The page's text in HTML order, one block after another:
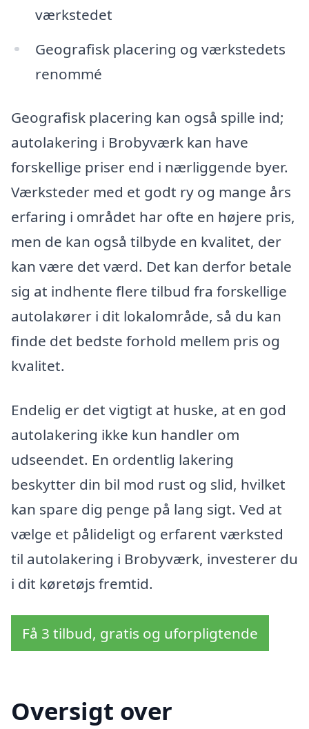
værkstedet
Geografisk placering og værkstedets
renommé
Geografisk placering kan også spille ind;
autolakering i Brobyværk kan have
forskellige priser end i nærliggende byer.
Værksteder med et godt ry og mange års
erfaring i området har ofte en højere pris,
men de kan også tilbyde en kvalitet, der
kan være det værd. Det kan derfor betale
sig at indhente flere tilbud fra forskellige
autolakører i dit lokalområde, så du kan
finde det bedste forhold mellem pris og
kvalitet.
Endelig er det vigtigt at huske, at en god
autolakering ikke kun handler om
udseendet. En ordentlig lakering
beskytter din bil mod rust og slid, hvilket
kan spare dig penge på lang sigt. Ved at
vælge et pålideligt og erfarent værksted
til autolakering i Brobyværk, investerer du
i dit køretøjs fremtid.
Få 3 tilbud, gratis og uforpligtende
Oversigt over